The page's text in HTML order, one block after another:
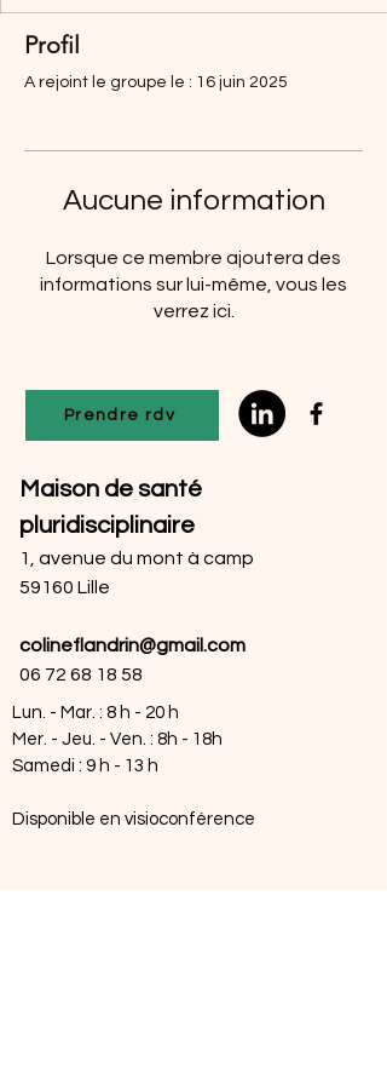
Profil
A rejoint le groupe le : 16 juin 2025
Aucune information
Lorsque ce membre ajoutera des
informations sur lui-même, vous les
verrez ici.
Prendre rdv
Maison de santé
pluridisciplinaire
1, avenue du mont à camp
59160 Lille
colineflandrin@gmail.com
06 72 68 18 58
Lun. - Mar. : 8 h - 20 h
Mer. - Jeu. - Ven. : 8h - 18h
Samedi : 9 h - 13 h
Disponible en visioconférence